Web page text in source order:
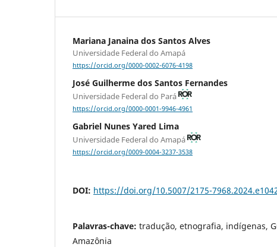
Mariana Janaina dos Santos Alves
Universidade Federal do Amapá
https://orcid.org/0000-0002-6076-4198
José Guilherme dos Santos Fernandes
Universidade Federal do Pará
https://orcid.org/0000-0001-9946-4961
Gabriel Nunes Yared Lima
Universidade Federal do Amapá
https://orcid.org/0009-0004-3237-3538
DOI: https://doi.org/10.5007/2175-
Palavras-chave: tradução, etnografia, indígenas,
Amazônia